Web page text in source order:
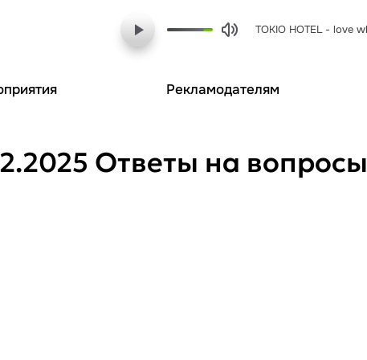
Рекламодателям
Ответы на вопросы